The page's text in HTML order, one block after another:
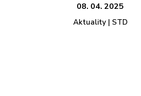
08. 04. 2025
Aktuality | STD